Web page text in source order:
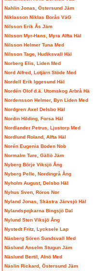
Nahlin Jonas, Östersund Jäm
Niklasson Niklas Borås VäG
Nilsson Erik Ås Jäm
Nilsson Myr-Hans, Myra Alfta Häl
Nilsson Helmer Tuna Med
Nilsson Tage, Hudiksvall Häl
Norberg Elis, Liden Med
Nord Alfred, Lotjärn Stöde Med
Nordell Erik Iggesund Häl
Nordén Olof d.ä. Utomskog Arbrå Hä
Nordensson Helmer, Byn Liden Med
Nordgren Axel Delsbo Häl
Nordin Hilding, Forsa Häl
Nordlander Petrus, Ljustorp Med
Nordlund Roland, Alfta Häl
Norén Eugenia Boden Nob
Normalm Ture, Gällö Jäm
Nyberg Börje Viksjö Ång
Nyberg Pelle, Nordingrå Ång
Nyholm August, Delsbo Häl
Nyhus Sven, Röros Nor
Nyland Jonas, Skästra Järvsjö Häl
Nylandspojkarna Bingsjö Dal
Nylund Sten Viksjö Ång
Nystedt Fritz, Lycksele Lap
Näsberg Sören Sundsvall Med
Näslund Anselm Stugun Jäm
Näslund Bertil, Alnö Med
Näslin Rickard, Östersund Jäm